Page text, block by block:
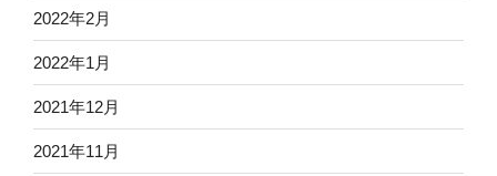
2022年2月
2022年1月
2021年12月
2021年11月